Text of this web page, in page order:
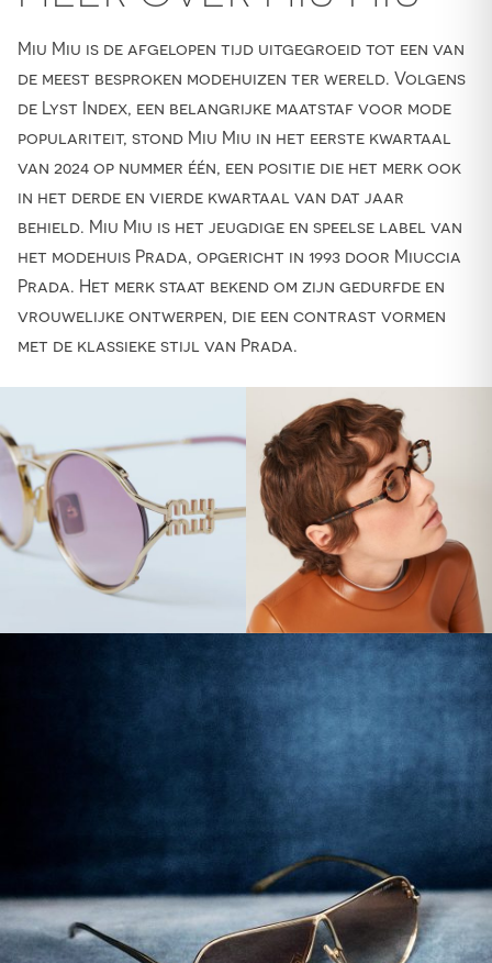
Miu Miu is de afgelopen tijd uitgegroeid tot een van
de meest besproken modehuizen ter wereld. Volgens
de Lyst Index, een belangrijke maatstaf voor mode
populariteit, stond Miu Miu in het eerste kwartaal
van 2024 op nummer één, een positie die het merk ook
in het derde en vierde kwartaal van dat jaar
behield. Miu Miu is het jeugdige en speelse label van
het modehuis Prada, opgericht in 1993 door Miuccia
Prada. Het merk staat bekend om zijn gedurfde en
vrouwelijke ontwerpen, die een contrast vormen
met de klassieke stijl van Prada.